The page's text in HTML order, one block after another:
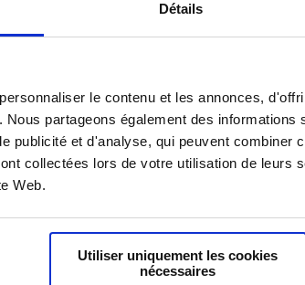
Détails
le contenu et les annonces,
partageons également des informations
publicité et d'analyse, qui peuvent combiner
collectées lors de votre utilisation de leurs
Web.
Utiliser uniquement les cookies
nécessaires
du